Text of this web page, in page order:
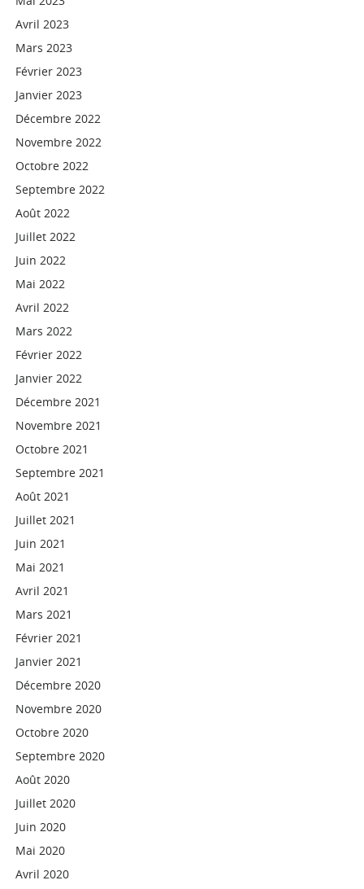
Avril 2023
Mars 2023
Février 2023
Janvier 2023
Décembre 2022
Novembre 2022
Octobre 2022
Septembre 2022
Août 2022
Juillet 2022
Juin 2022
Mai 2022
Avril 2022
Mars 2022
Février 2022
Janvier 2022
Décembre 2021
Novembre 2021
Octobre 2021
Septembre 2021
Août 2021
Juillet 2021
Juin 2021
Mai 2021
Avril 2021
Mars 2021
Février 2021
Janvier 2021
Décembre 2020
Novembre 2020
Octobre 2020
Septembre 2020
Août 2020
Juillet 2020
Juin 2020
Mai 2020
Avril 2020